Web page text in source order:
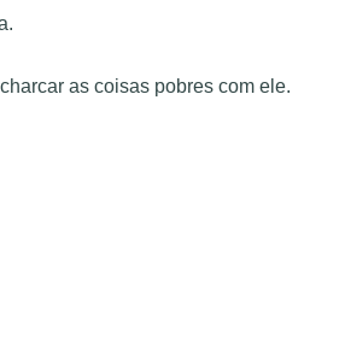
as coisas pobres com ele.